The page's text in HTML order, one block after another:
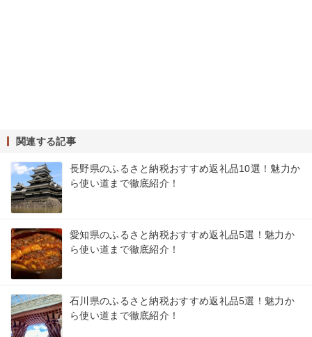
関連する記事
長野県のふるさと納税おすすめ返礼品10選！魅力か
ら使い道まで徹底紹介！
愛知県のふるさと納税おすすめ返礼品5選！魅力か
ら使い道まで徹底紹介！
石川県のふるさと納税おすすめ返礼品5選！魅力か
ら使い道まで徹底紹介！